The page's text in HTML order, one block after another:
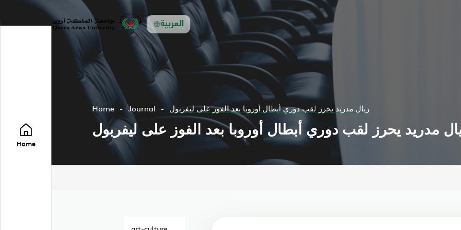
العربية
Home
Home Journal ريال مدريد يحرز لقب دوري أبطال أوروبا بعد الفوز على ليفربول
مدريد يحرز لقب دوري أبطال أوروبا بعد الفوز على ليفربول